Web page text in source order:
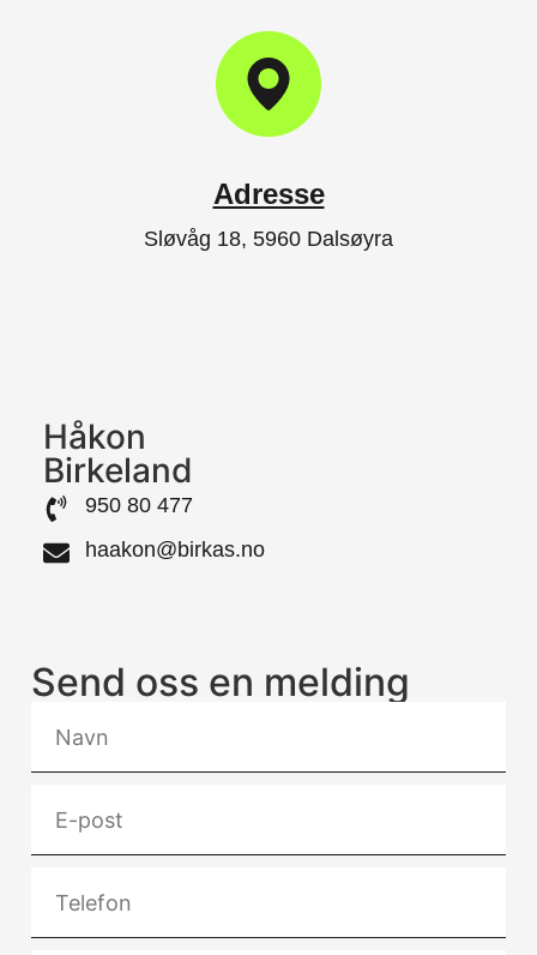
Adresse
Sløvåg 18, 5960 Dalsøyra
Håkon
Birkeland
950 80 477
haakon@birkas.no
Send oss en melding